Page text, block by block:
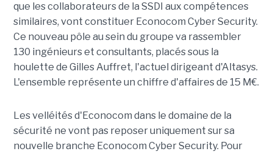
que les collaborateurs de la SSDI aux compétences
similaires, vont constituer Econocom Cyber Security.
Ce nouveau pôle au sein du groupe va rassembler
130 ingénieurs et consultants, placés sous la
houlette de Gilles Auffret, l'actuel dirigeant d'Altasys.
L'ensemble représente un chiffre d'affaires de 15 M€.
Les velléités d'Econocom dans le domaine de la
sécurité ne vont pas reposer uniquement sur sa
nouvelle branche Econocom Cyber Security. Pour